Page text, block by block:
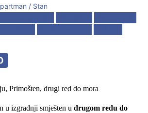
/ Stan
Primošten, drugi red do mora
u izgradnji smješten u drugom redu do